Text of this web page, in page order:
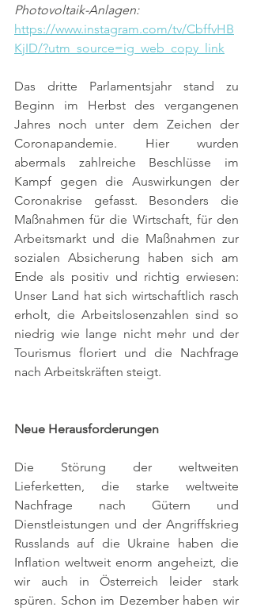
Photovoltaik-Anlagen:
https://www.instagram.com/tv/CbffvHB
KjID/?utm_source=ig_web_copy_link
Das dritte Parlamentsjahr stand zu
Beginn im Herbst des vergangenen
Jahres noch unter dem Zeichen der
Coronapandemie. Hier wurden
abermals zahlreiche Beschlüsse im
Kampf gegen die Auswirkungen der
Coronakrise gefasst. Besonders die
Maßnahmen für die Wirtschaft, für den
Arbeitsmarkt und die Maßnahmen zur
sozialen Absicherung haben sich am
Ende als positiv und richtig erwiesen:
Unser Land hat sich wirtschaftlich rasch
erholt, die Arbeitslosenzahlen sind so
niedrig wie lange nicht mehr und der
Tourismus floriert und die Nachfrage
nach Arbeitskräften steigt.
Neue Herausforderungen
Die Störung der weltweiten
Lieferketten, die starke weltweite
Nachfrage nach Gütern und
Dienstleistungen und der Angriffskrieg
Russlands auf die Ukraine haben die
Inflation weltweit enorm angeheizt, die
wir auch in Österreich leider stark
spüren. Schon im Dezember haben wir